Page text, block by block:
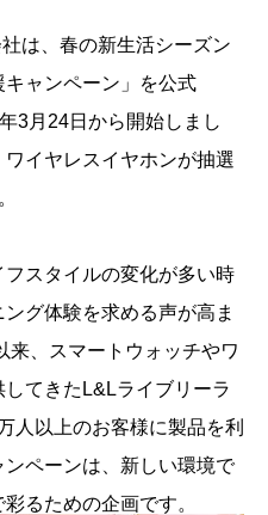
は、春の新生活シーズン
ャンペーン」を公式
3月24日から開始しまし
イヤレスイヤホンが抽選
スタイルの変化が多い時
グ体験を求める声が高ま
来、スマートウォッチやワ
てきたL&Lライブリーラ
人以上のお客様に製品を利
ペーンは、新しい環境で
るための企画です。